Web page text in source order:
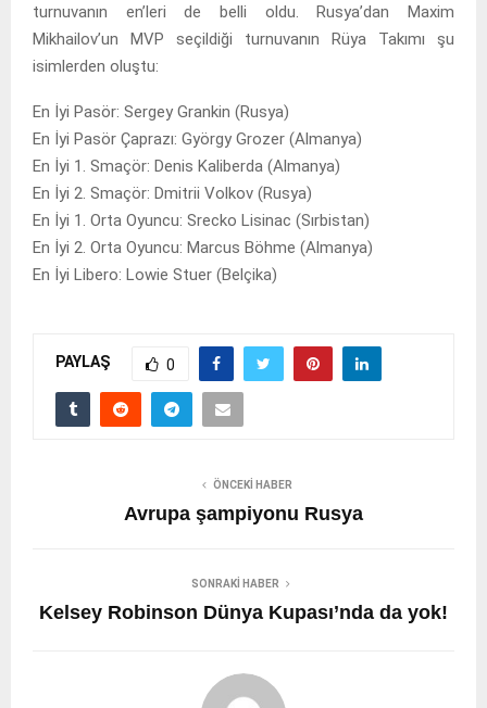
turnuvanın en’leri de belli oldu. Rusya’dan Maxim
Mikhailov’un MVP seçildiği turnuvanın Rüya Takımı şu
isimlerden oluştu:
En İyi Pasör: Sergey Grankin (Rusya)
En İyi Pasör Çaprazı: György Grozer (Almanya)
En İyi 1. Smaçör: Denis Kaliberda (Almanya)
En İyi 2. Smaçör: Dmitrii Volkov (Rusya)
En İyi 1. Orta Oyuncu: Srecko Lisinac (Sırbistan)
En İyi 2. Orta Oyuncu: Marcus Böhme (Almanya)
En İyi Libero: Lowie Stuer (Belçika)
PAYLAŞ 0
ÖNCEKI HABER
Avrupa şampiyonu Rusya
SONRAKI HABER
Kelsey Robinson Dünya Kupası’nda da yok!